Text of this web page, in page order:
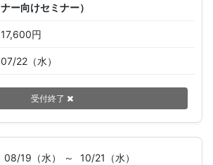
ナー向けセミナー）
17,600円
07/22（水）
受付終了
08/19（水） ～ 10/21（水）